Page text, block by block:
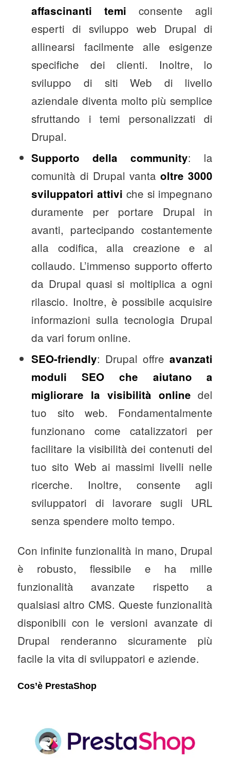
affascinanti temi consente agli
esperti di sviluppo web Drupal di
allinearsi facilmente alle esigenze
specifiche dei clienti. Inoltre, lo
sviluppo di siti Web di livello
aziendale diventa molto più semplice
sfruttando i temi personalizzati di
Drupal.
Supporto della community: la
comunità di Drupal vantaoltre 3000
sviluppatori attivi che si impegnano
duramente per portare Drupal in
avanti, partecipando costantemente
alla codifica, alla creazione e al
collaudo. L’immenso supporto offerto
da Drupal quasi si moltiplica a ogni
rilascio. Inoltre, è possibile acquisire
informazioni sulla tecnologia Drupal
da vari forum online.
SEO-friendly: Drupal offreavanzati
moduli SEO che aiutano a
migliorare la visibilità online del
tuo sito web. Fondamentalmente
funzionano come catalizzatori per
facilitare la visibilità dei contenuti del
tuo sito Web ai massimi livelli nelle
ricerche. Inoltre, consente agli
sviluppatori di lavorare sugli URL
senza spendere molto tempo.
Con infinite funzionalità in mano, Drupal
è robusto, flessibile e ha mille
funzionalità avanzate rispetto a
qualsiasi altro CMS. Queste funzionalità
disponibili con le versioni avanzate di
Drupal renderanno sicuramente più
facile la vita di sviluppatori e aziende.
Cos’è PrestaShop